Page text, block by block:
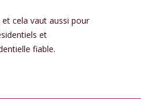
et cela vaut aussi pour
et
fiable.